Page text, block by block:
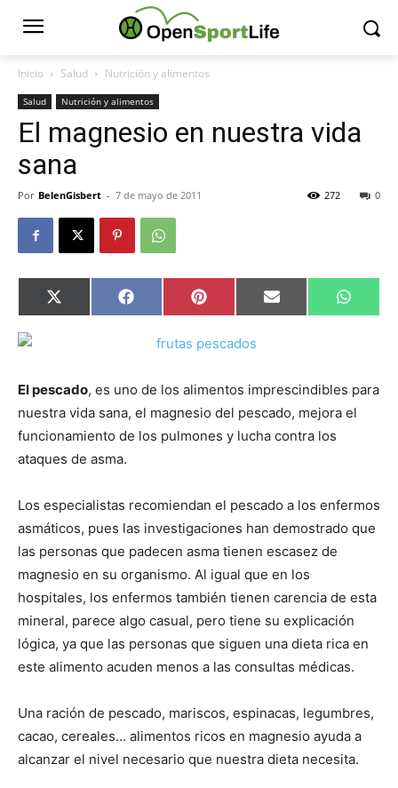
Inicio Salud Nutrición y alimentos
Salud Nutrición y alimentos
El magnesio en nuestra vida
sana
Por BelenGisbert - 7 de mayo de 2011 0
272
Compartir
en
X
(Twitter)
Compartir
en
Facebook Compartir
en
Pinterest Compartir
en
Email
en
El pescado, es uno de los alimentos imprescindibles para
nuestra vida sana, el magnesio del pescado, mejora el
funcionamiento de los pulmones y lucha contra los
ataques de asma.
Los especialistas recomiendan el pescado a los enfermos
asmáticos, pues las investigaciones han demostrado que
las personas que padecen asma tienen escasez de
magnesio en su organismo. Al igual que en los
hospitales, los enfermos también tienen carencia de esta
mineral, parece algo casual, pero tiene su explicación
lógica, ya que las personas que siguen una dieta rica en
este alimento acuden menos a las consultas médicas.
Una ración de pescado, mariscos, espinacas, legumbres,
cacao, cereales… alimentos ricos en magnesio ayuda a
alcanzar el nivel necesario que nuestra dieta necesita.